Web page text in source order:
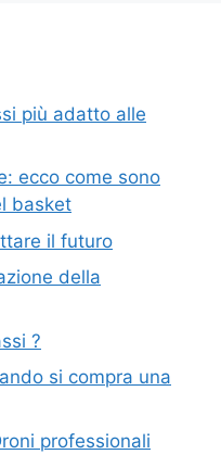
più adatto alle
ecco come sono
basket
il futuro
della
?
si compra una
professionali